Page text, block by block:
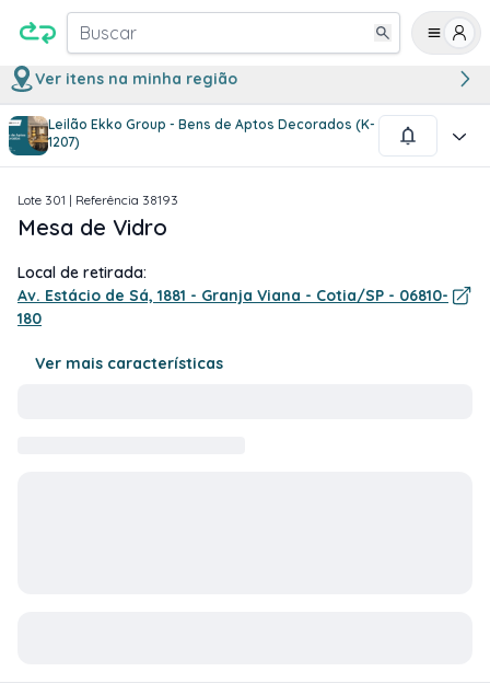
Buscar
Ver itens na minha região
Leilão Ekko Group - Bens de Aptos Decorados (K-
1207)
1/1
Lote 301 | Referência 38193
Mesa de Vidro
Local de retirada:
Av. Estácio de Sá, 1881 - Granja Viana - Cotia/SP - 06810-
180
Ver mais características